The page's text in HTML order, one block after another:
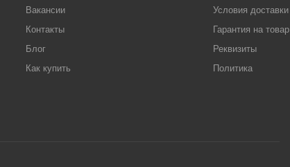
Вакансии
Контакты
Блог
Как купить
Условия доставки
Гарантия на товар
Реквизиты
Политика